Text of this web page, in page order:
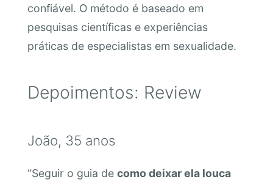
confiável. O método é baseado em
pesquisas científicas e experiências
práticas de especialistas em sexualidade.
Depoimentos: Review
João, 35 anos
“Seguir o guia de como deixar ela louca